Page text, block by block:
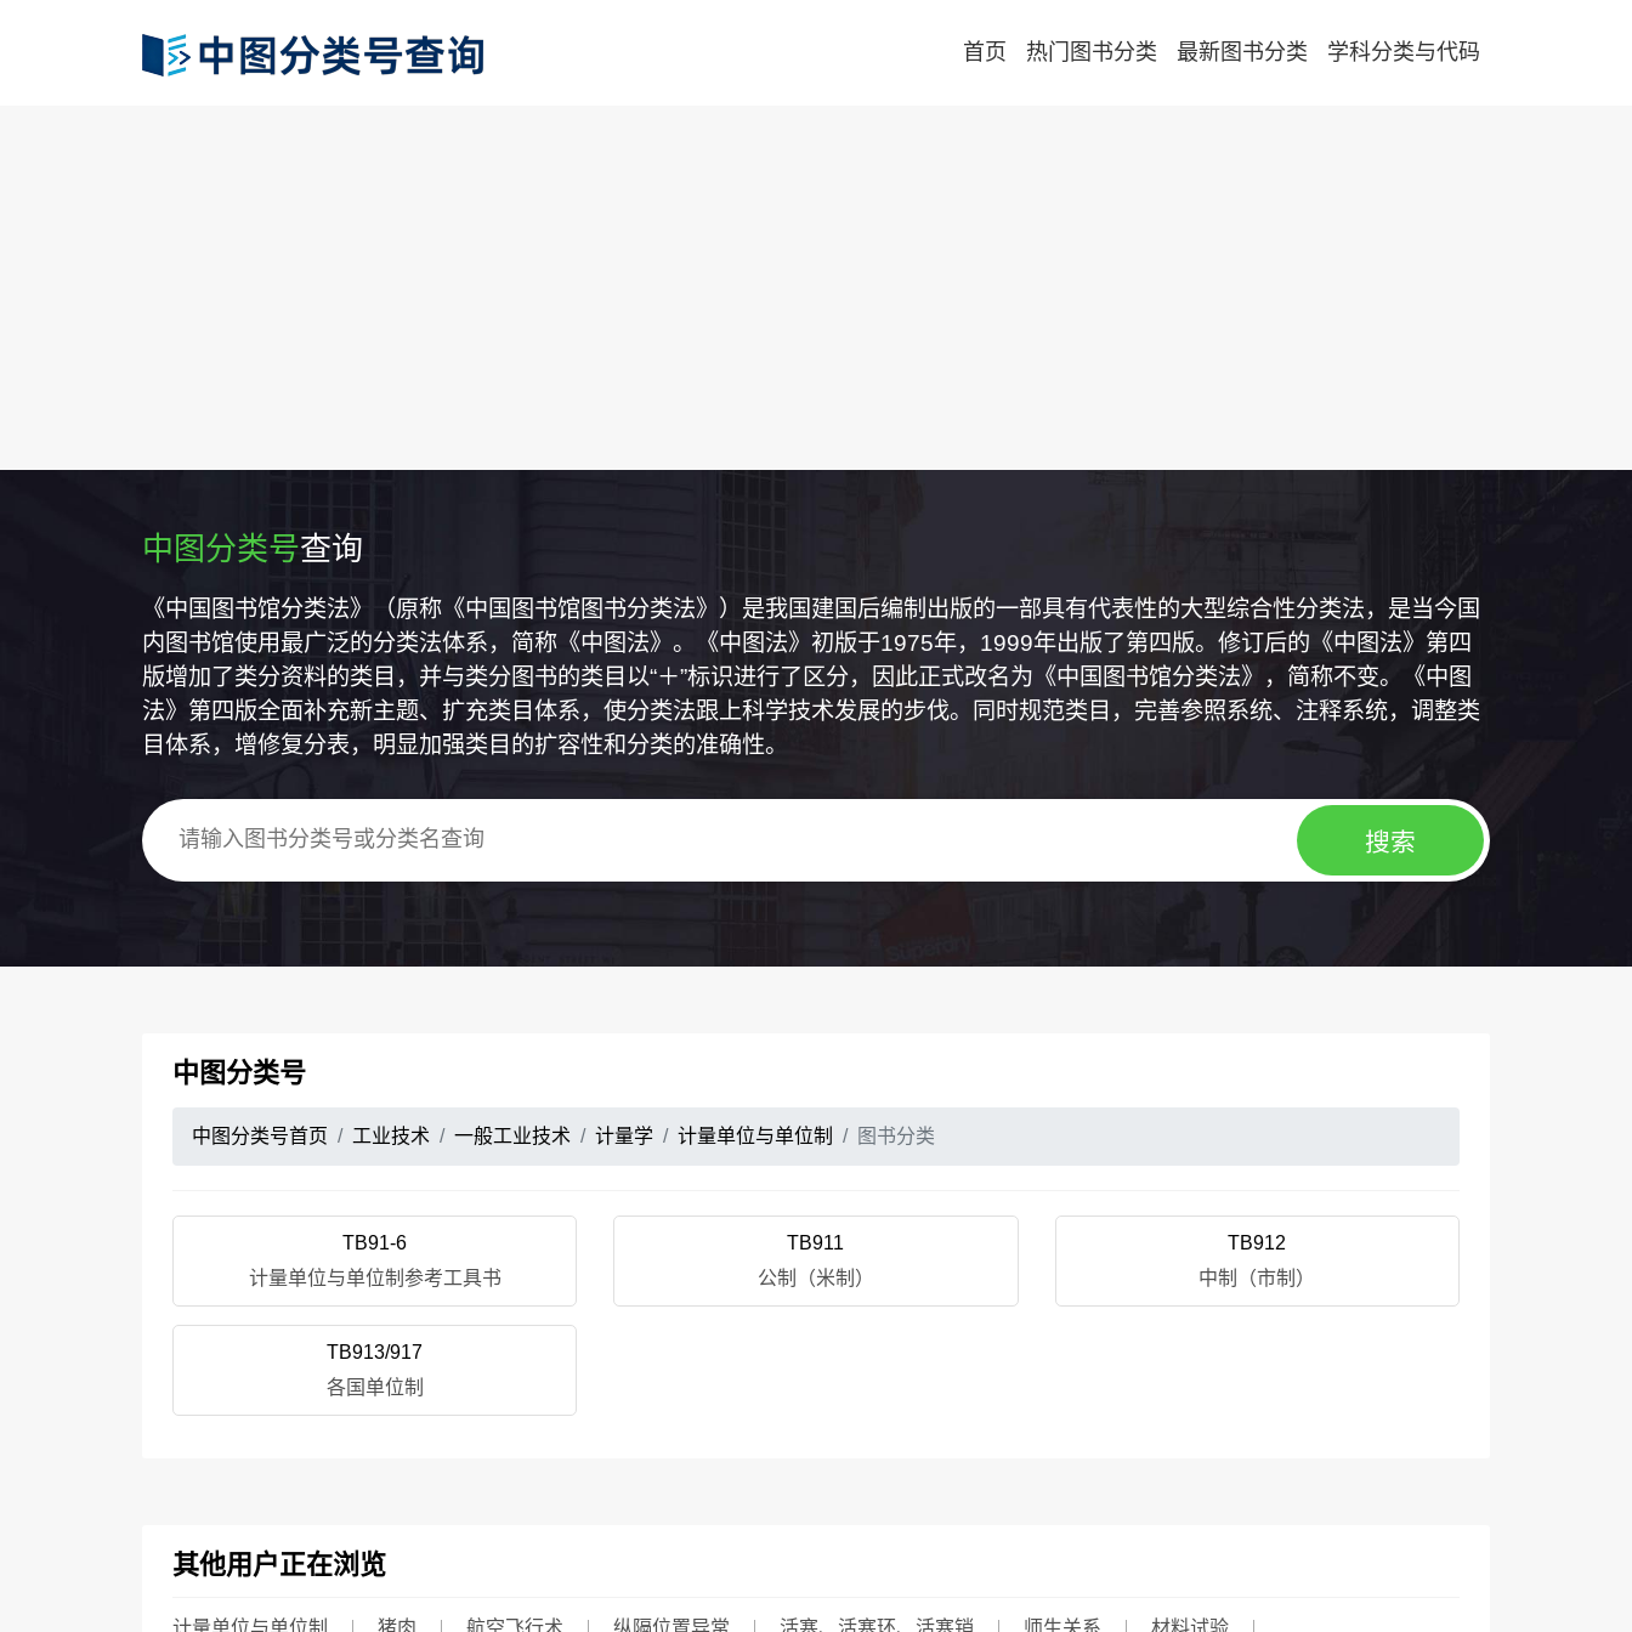
首页 热门图书分类 最新图书分类 学科分类与代码
中图分类号查询
《中国图书馆分类法》（原称《中国图书馆图书分类法》）是我国建国后编制出版的一部具有代表性的大型综合性分类法，是当今国
内图书馆使用最广泛的分类法体系，简称《中图法》。《中图法》初版于1975年，1999年出版了第四版。修订后的《中图法》第四
版增加了类分资料的类目，并与类分图书的类目以“＋”标识进行了区分，因此正式改名为《中国图书馆分类法》，简称不变。《中图
法》第四版全面补充新主题、扩充类目体系，使分类法跟上科学技术发展的步伐。同时规范类目，完善参照系统、注释系统，调整类
目体系，增修复分表，明显加强类目的扩容性和分类的准确性。
中图分类号
中图分类号首页 工业技术 一般工业技术 计量学 计量单位与单位制 图书分类
TB91-6
计量单位与单位制参考工具书
TB911
公制（米制）
TB912
中制（市制）
TB913/917
各国单位制
其他用户正在浏览
计量单位与单位制 猪肉 航空飞行术 纵隔位置异常 活塞、活塞环、活塞销 师生关系 材料试验